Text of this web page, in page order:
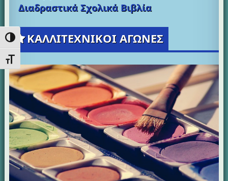
Εναλλαγή Υψηλής Αντίθεσης
Εναλλαγή Μεγέθους Γραμμάτων
Διαδραστικά Σχολικά Βιβλία
ΚΑΛΛΙΤΕΧΝΙΚΟΙ ΑΓΩΝΕΣ